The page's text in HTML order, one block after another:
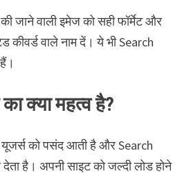
जाने वाली इमेज को सही फॉर्मेट और
वाले नाम दें। ये भी Search
क्या महत्व है?
यूजर्स को पसंद आती है और Search
देता है। अपनी साइट को जल्दी लोड होने